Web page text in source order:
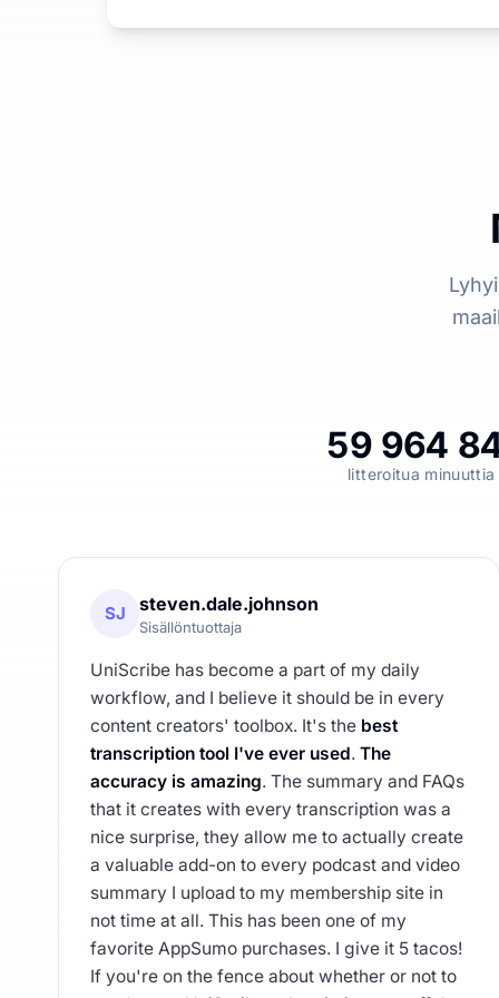
59 964
litteroitua minuuttia
SJ steven.dale.johnson
Sisällöntuottaja
UniScribe has become a part of my daily
workflow, and I believe it should be in every
content creators' toolbox. It's the best
transcription tool I've ever used. The
accuracy is amazing. The summary and FAQs
that it creates with every transcription was a
nice surprise, they allow me to actually create
a valuable add-on to every podcast and video
summary I upload to my membership site in
not time at all. This has been one of my
favorite AppSumo purchases. I give it 5 tacos!
If you're on the fence about whether or not to